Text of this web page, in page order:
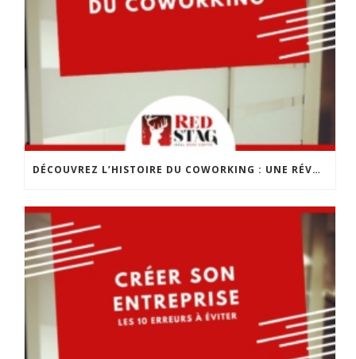
DÉCOUVREZ L’HISTOIRE DU COWORKING : UNE RÉVOLUTION DANS LE MONDE DU TRAVAIL